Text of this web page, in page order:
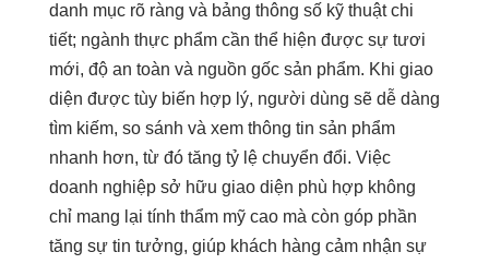
danh mục rõ ràng và bảng thông số kỹ thuật chi
tiết; ngành thực phẩm cần thể hiện được sự tươi
mới, độ an toàn và nguồn gốc sản phẩm. Khi giao
diện được tùy biến hợp lý, người dùng sẽ dễ dàng
tìm kiếm, so sánh và xem thông tin sản phẩm
nhanh hơn, từ đó tăng tỷ lệ chuyển đổi. Việc
doanh nghiệp sở hữu giao diện phù hợp không
chỉ mang lại tính thẩm mỹ cao mà còn góp phần
tăng sự tin tưởng, giúp khách hàng cảm nhận sự